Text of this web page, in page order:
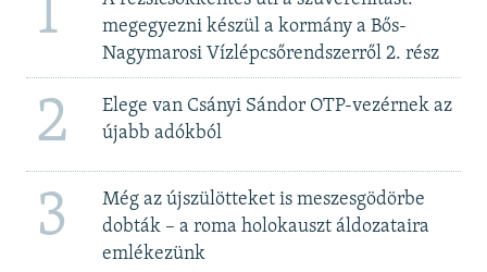
1
megegyezni készül a kormány a Bős-
Nagymarosi Vízlépcsőrendszerről 2. rész
2
Elege van Csányi Sándor OTP-vezérnek az
újabb adókból
3
Még az újszülötteket is meszesgödörbe
dobták – a roma holokauszt áldozataira
emlékezünk